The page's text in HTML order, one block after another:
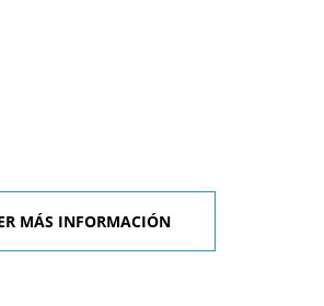
MÁS INFORMACIÓN